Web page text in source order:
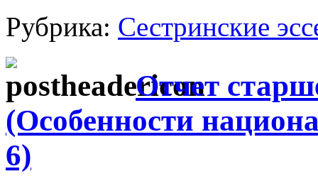
Рубрика: Сестринские
Отчет
(Особенности
6)